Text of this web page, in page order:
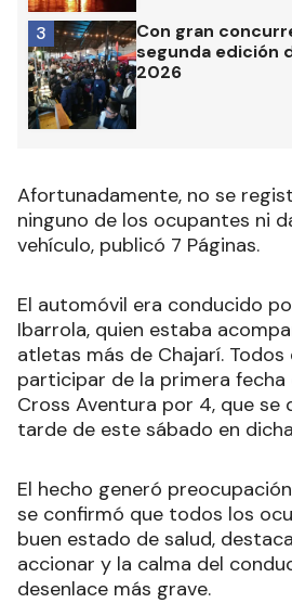
Con gran
segunda edición
2026
3
Afortunadamente, no se
ninguno de los ocupantes ni
vehículo, publicó 7 Páginas.
El automóvil era conducido
Ibarrola, quien estaba
atletas más de Chajarí. Todos
participar de la primera
Cross Aventura por 4, que se
tarde de este sábado en
El hecho generó
se confirmó que todos los
buen estado de salud,
accionar y la calma del
desenlace más grave.